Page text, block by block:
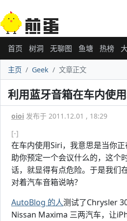
首页 树洞 无聊图 鱼塘 热榜
主页 Geek 文章正文
利用蓝牙音箱在车内使
oioi 发布于 2011.12.01 , 18:29
[-]
在车内使用Siri，我意思是当你
助你预定一个会议什么的，这个
话，就显得有点危险。于是我们
对着汽车音箱说呐？
AutoBlog 的人测试了Chrysler
Nissan Maxima 三两汽车，让